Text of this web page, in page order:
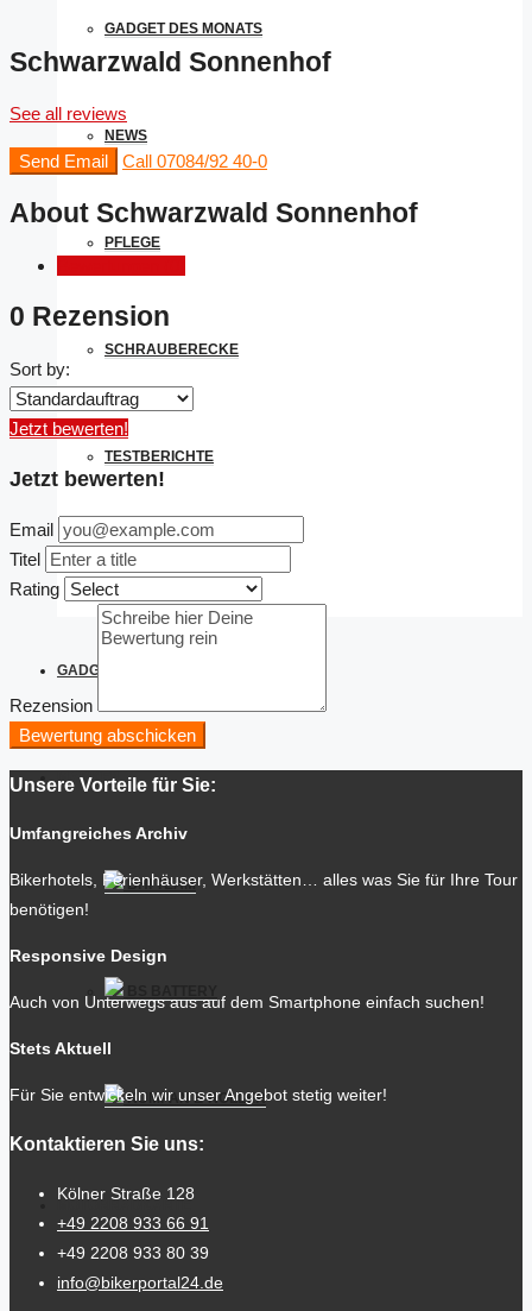
GADGET DES MONATS
NEWS
PFLEGE
SCHRAUBERECKE
TESTBERICHTE
TOUREN
GADGET DES MONATS
MARKEN
BHI TEAM
KUMPAN E-ROLLER
Schwarzwald Sonnenhof
See all reviews
Send Email Call 07084/92 40-0
About Schwarzwald Sonnenhof
0 Rezension
Sort by:
Jetzt bewerten!
Jetzt bewerten!
Email
Titel
Rating
Rezension
Bewertung abschicken
Unsere Vorteile für Sie:
Umfangreiches Archiv
Bikerhotels, Ferienhäuser, Werkstätten… alles was Sie für Ihre Tour
benötigen!
Responsive Design
Auch von Unterwegs aus auf dem Smartphone einfach suchen!
Stets Aktuell
Für Sie entwickeln wir unser Angebot stetig weiter!
Kontaktieren Sie uns:
Kölner Straße 128
+49 2208 933 66 91
+49 2208 933 80 39
info@bikerportal24.de